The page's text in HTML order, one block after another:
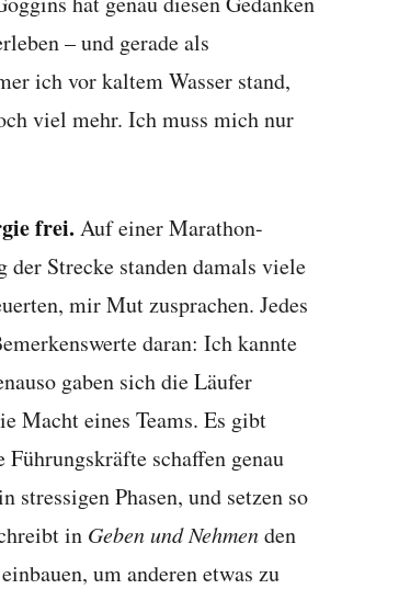
– und gerade als
ich vor kaltem Wasser stand,
viel mehr. Ich muss mich nur
frei. Auf einer Marathon-
Strecke standen damals viele
mir Mut zusprachen. Jedes
daran: Ich kannte
gaben sich die Läufer
Macht eines Teams. Es gibt
schaffen genau
stressigen Phasen, und setzen so
in Geben und Nehmenden
um anderen etwas zu